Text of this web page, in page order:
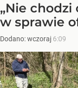
„Nie chodzi
w sprawie
Dodano:wczoraj 6:09